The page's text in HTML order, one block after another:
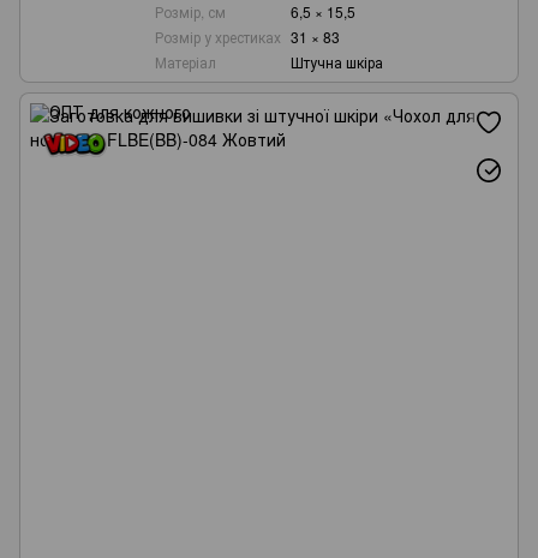
Розмір, см
6,5 × 15,5
Розмір у хрестиках 31 × 83
Матеріал
Штучна шкіра